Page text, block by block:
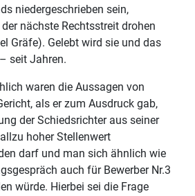
niedergeschrieben sein,
nächste Rechtsstreit drohen
Gräfe). Gelebt wird sie und das
seit Jahren.
waren die Aussagen von
als er zum Ausdruck gab,
der Schiedsrichter aus seiner
hoher Stellenwert
darf und man sich ähnlich wie
auch für Bewerber Nr.3
würde. Hierbei sei die Frage